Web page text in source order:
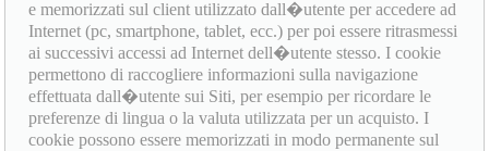
e memorizzati sul client utilizzato dall�utente per accedere ad
Internet (pc, smartphone, tablet, ecc.) per poi essere ritrasmessi
ai successivi accessi ad Internet dell�utente stesso. I cookie
permettono di raccogliere informazioni sulla navigazione
effettuata dall�utente sui Siti, per esempio per ricordare le
preferenze di lingua o la valuta utilizzata per un acquisto. I
cookie possono essere memorizzati in modo permanente sul